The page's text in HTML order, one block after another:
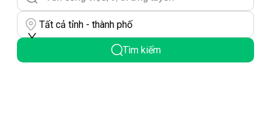
Tất cả tỉnh - thành phố
Tìm kiếm